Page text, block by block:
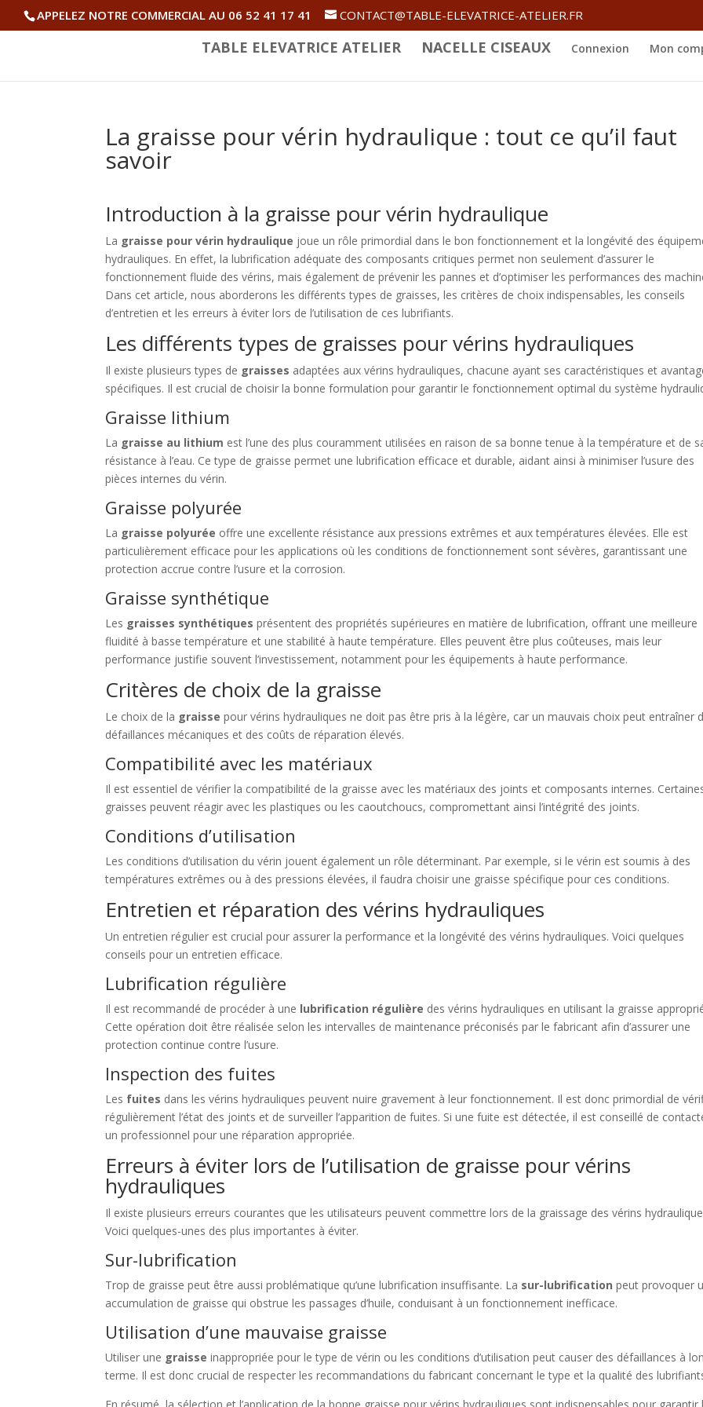
APPELEZ NOTRE COMMERCIAL AU 06 52 41 17 41 CONTACT@TABLE-ELEVATRICE-ATELIER.FR
TABLE ELEVATRICE ATELIER NACELLE CISEAUX Connexion Mon
La graisse pour vérin hydraulique : tout ce qu’il faut
savoir
Introduction à la graisse pour vérin hydraulique
La graisse pour vérin hydraulique joue un rôle primordial dans le bon fonctionnement et la longévité des
hydrauliques. En effet, la lubrification adéquate des composants critiques permet non seulement d’assurer le
fonctionnement fluide des vérins, mais également de prévenir les pannes et d’optimiser les performances des
Dans cet article, nous aborderons les différents types de graisses, les critères de choix indispensables, les conseils
d’entretien et les erreurs à éviter lors de l’utilisation de ces lubrifiants.
Les différents types de graisses pour vérins hydrauliques
Il existe plusieurs types de graisses adaptées aux vérins hydrauliques, chacune ayant ses caractéristiques et
spécifiques. Il est crucial de choisir la bonne formulation pour garantir le fonctionnement optimal du système
Graisse lithium
La graisse au lithium est l’une des plus couramment utilisées en raison de sa bonne tenue à la température et de
résistance à l’eau. Ce type de graisse permet une lubrification efficace et durable, aidant ainsi à minimiser l’usure des
pièces internes du vérin.
Graisse polyurée
La graisse polyurée offre une excellente résistance aux pressions extrêmes et aux températures élevées. Elle est
particulièrement efficace pour les applications où les conditions de fonctionnement sont sévères, garantissant une
protection accrue contre l’usure et la corrosion.
Graisse synthétique
Les graisses synthétiques présentent des propriétés supérieures en matière de lubrification, offrant une meilleure
fluidité à basse température et une stabilité à haute température. Elles peuvent être plus coûteuses, mais leur
performance justifie souvent l’investissement, notamment pour les équipements à haute performance.
Critères de choix de la graisse
Le choix de la graisse pour vérins hydrauliques ne doit pas être pris à la légère, car un mauvais choix peut entraîner
défaillances mécaniques et des coûts de réparation élevés.
Compatibilité avec les matériaux
Il est essentiel de vérifier la compatibilité de la graisse avec les matériaux des joints et composants internes.
graisses peuvent réagir avec les plastiques ou les caoutchoucs, compromettant ainsi l’intégrité des joints.
Conditions d’utilisation
Les conditions d’utilisation du vérin jouent également un rôle déterminant. Par exemple, si le vérin est soumis à des
températures extrêmes ou à des pressions élevées, il faudra choisir une graisse spécifique pour ces conditions.
Entretien et réparation des vérins hydrauliques
Un entretien régulier est crucial pour assurer la performance et la longévité des vérins hydrauliques. Voici quelques
conseils pour un entretien efficace.
Lubrification régulière
Il est recommandé de procéder à une lubrification régulière des vérins hydrauliques en utilisant la graisse
Cette opération doit être réalisée selon les intervalles de maintenance préconisés par le fabricant afin d’assurer une
protection continue contre l’usure.
Inspection des fuites
Les fuites dans les vérins hydrauliques peuvent nuire gravement à leur fonctionnement. Il est donc primordial de
régulièrement l’état des joints et de surveiller l’apparition de fuites. Si une fuite est détectée, il est conseillé de
un professionnel pour une réparation appropriée.
Erreurs à éviter lors de l’utilisation de graisse pour vérins
hydrauliques
Il existe plusieurs erreurs courantes que les utilisateurs peuvent commettre lors de la graissage des vérins
Voici quelques-unes des plus importantes à éviter.
Sur-lubrification
Trop de graisse peut être aussi problématique qu’une lubrification insuffisante. La sur-lubrification peut provoquer
accumulation de graisse qui obstrue les passages d’huile, conduisant à un fonctionnement inefficace.
Utilisation d’une mauvaise graisse
Utiliser une graisse inappropriée pour le type de vérin ou les conditions d’utilisation peut causer des défaillances à
terme. Il est donc crucial de respecter les recommandations du fabricant concernant le type et la qualité des